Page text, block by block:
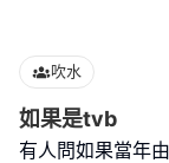
吹水
如果是tvb
有人問如果當年